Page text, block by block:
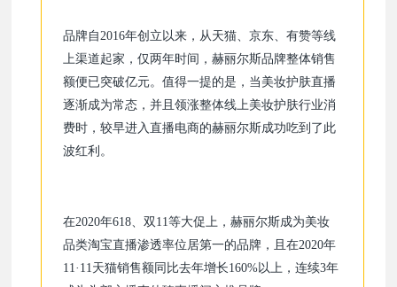
品牌自2016年创立以来，从天猫、京东、有赞等线
上渠道起家，仅两年时间，赫丽尔斯品牌整体销售
额便已突破亿元。值得一提的是，当美妆护肤直播
逐渐成为常态，并且领涨整体线上美妆护肤行业消
费时，较早进入直播电商的赫丽尔斯成功吃到了此
波红利。
在2020年618、双11等大促上，赫丽尔斯成为美妆
品类淘宝直播渗透率位居第一的品牌，且在2020年
11·11天猫销售额同比去年增长160%以上，连续3年